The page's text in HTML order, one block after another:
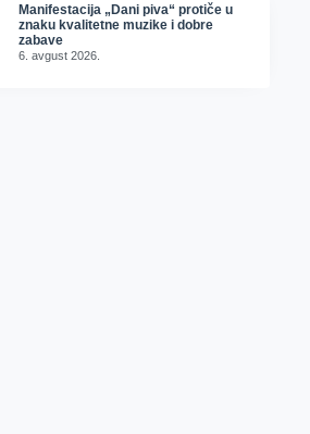
Manifestacija „Dani piva“ protiče u
znaku kvalitetne muzike i dobre
zabave
6. avgust 2026.